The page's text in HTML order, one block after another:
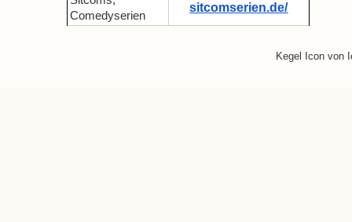
Comedyserien
sitcomserien.de/
Kegel Icon von